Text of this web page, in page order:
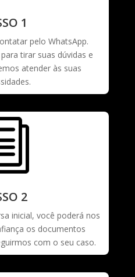
1
pelo WhatsApp.
tirar suas dúvidas e
atender às suas
2
inicial, você poderá nos
os documentos
com o seu caso.